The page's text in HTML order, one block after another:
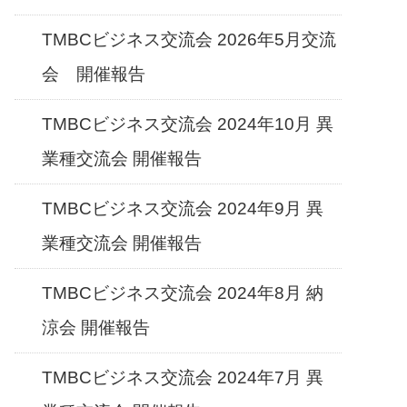
TMBCビジネス交流会 2026年5月交流
会 開催報告
TMBCビジネス交流会 2024年10月 異
業種交流会 開催報告
TMBCビジネス交流会 2024年9月 異
業種交流会 開催報告
TMBCビジネス交流会 2024年8月 納
涼会 開催報告
TMBCビジネス交流会 2024年7月 異